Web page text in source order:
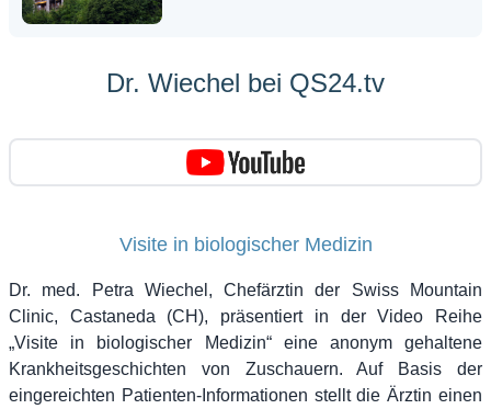
Dr. Wiechel bei QS24.tv
Visite in biologischer Medizin
Dr. med. Petra Wiechel, Chefärztin der Swiss Mountain
Clinic, Castaneda (CH), präsentiert in der Video Reihe
„Visite in biologischer Medizin“ eine anonym gehaltene
Krankheitsgeschichten von Zuschauern. Auf Basis der
eingereichten Patienten-Informationen stellt die Ärztin einen